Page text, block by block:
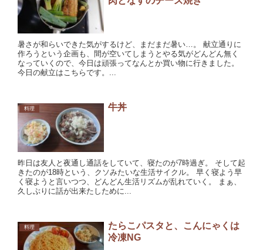
暑さが和らいできた気がするけど、まだまだ暑い…。 献立通りに
作ろうという企画も、間が空いてしまうとやる気がどんどん無く
なっていくので、今日は頑張ってなんとか買い物に行きました。
今日の献立はこちらです。...
料理 牛丼
昨日は友人と夜通し通話をしていて、寝たのが7時過ぎ。 そして起
きたのが18時という、クソみたいな生活サイクル。 早く寝よう早
く寝ようと言いつつ、どんどん生活リズムが乱れていく。 まぁ、
久しぶりに話が出来たしために...
料理
たらこパスタと、こんにゃくは
冷凍NG